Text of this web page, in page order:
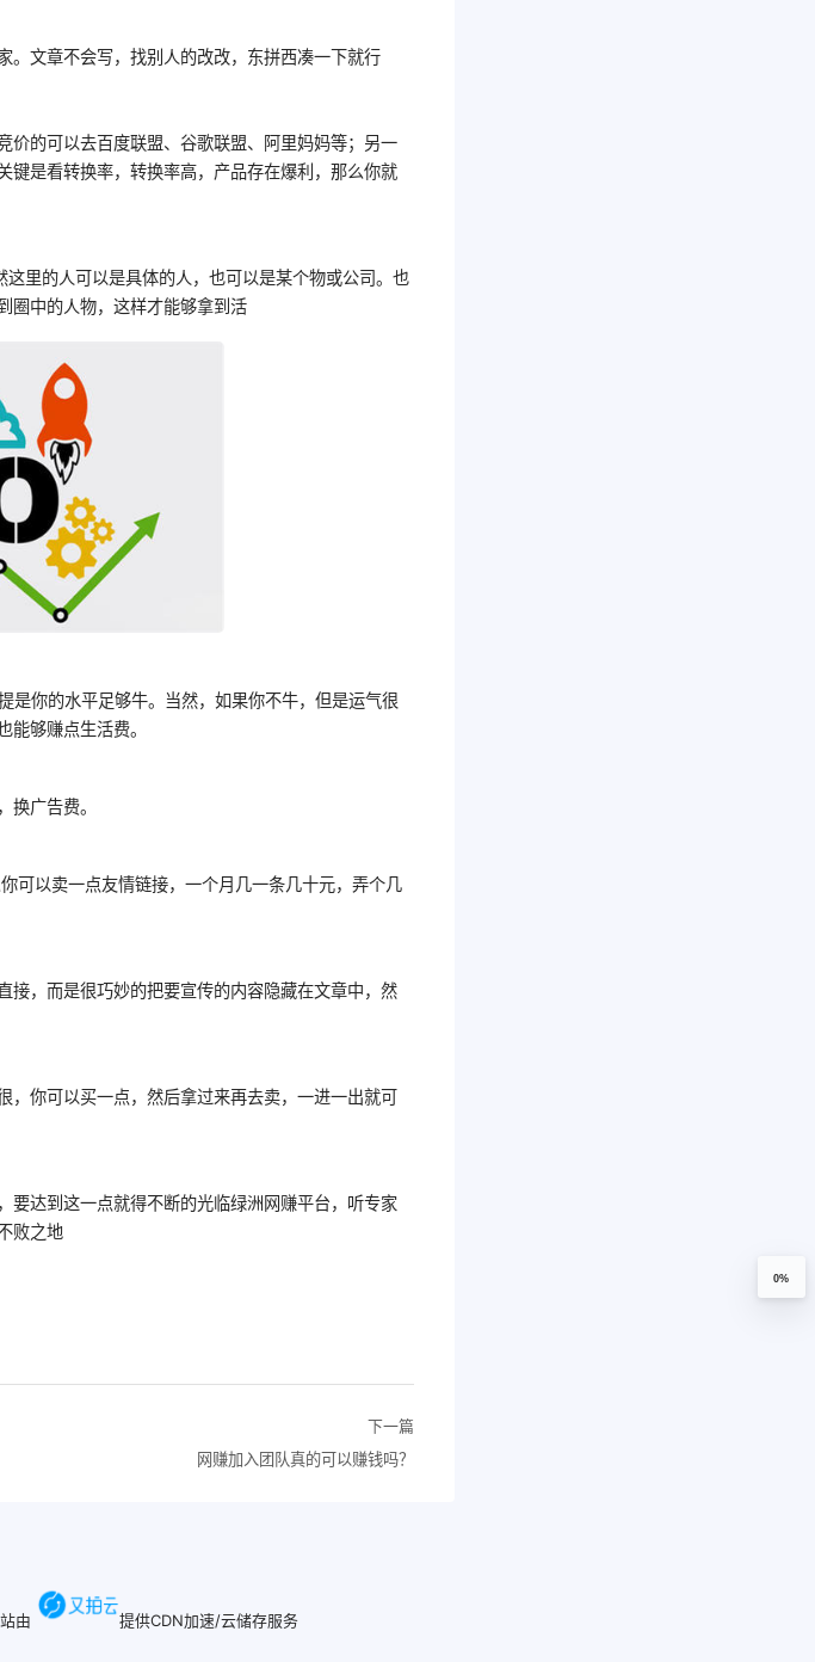
。文章不会写，找别人的改改，东拼西凑一下就行
价的可以去百度联盟、谷歌联盟、阿里妈妈等；另一
键是看转换率，转换率高，产品存在爆利，那么你就
里的人可以是具体的人，也可以是某个物或公司。也
圈中的人物，这样才能够拿到活
是你的水平足够牛。当然，如果你不牛，但是运气很
够赚点生活费。
换广告费。
可以卖一点友情链接，一个月几一条几十元，弄个几
接，而是很巧妙的把要宣传的内容隐藏在文章中，然
，你可以买一点，然后拿过来再去卖，一进一出就可
要达到这一点就得不断的光临绿洲网赚平台，听专家
败之地
下一篇
网赚加入团队真的可以赚钱吗？
0%
由 提供CDN加速/云储存服务